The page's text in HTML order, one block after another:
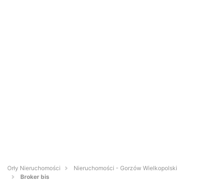
Orły Nieruchomości
Nieruchomości - Gorzów Wielkopolski
Broker bis